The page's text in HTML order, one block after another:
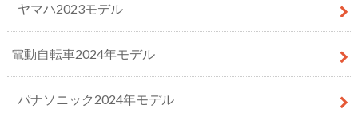
ヤマハ2023モデル
電動自転車2024年モデル
パナソニック2024年モデル